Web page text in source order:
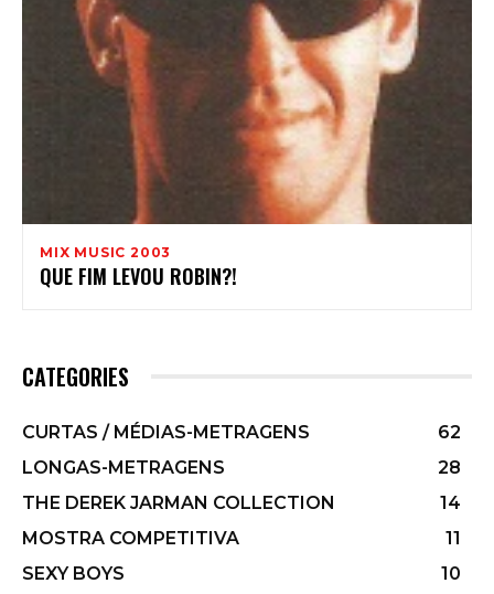
MIX MUSIC 2003
QUE FIM LEVOU ROBIN?!
CATEGORIES
CURTAS / MÉDIAS-METRAGENS
62
LONGAS-METRAGENS
28
THE DEREK JARMAN COLLECTION
14
MOSTRA COMPETITIVA
11
SEXY BOYS
10